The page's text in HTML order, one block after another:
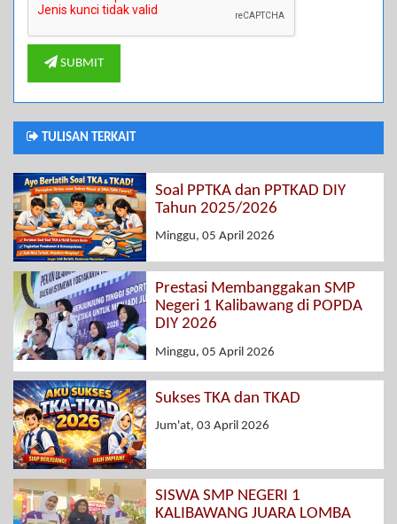
SUBMIT
TULISAN TERKAIT
Soal PPTKA dan PPTKAD DIY
Tahun 2025/2026
Minggu, 05 April 2026
Prestasi Membanggakan SMP
Negeri 1 Kalibawang di POPDA
DIY 2026
Minggu, 05 April 2026
Sukses TKA dan TKAD
Jum'at, 03 April 2026
SISWA SMP NEGERI 1
KALIBAWANG JUARA LOMBA